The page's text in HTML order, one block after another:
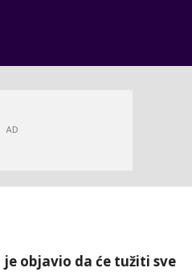
objavio da će tužiti sve